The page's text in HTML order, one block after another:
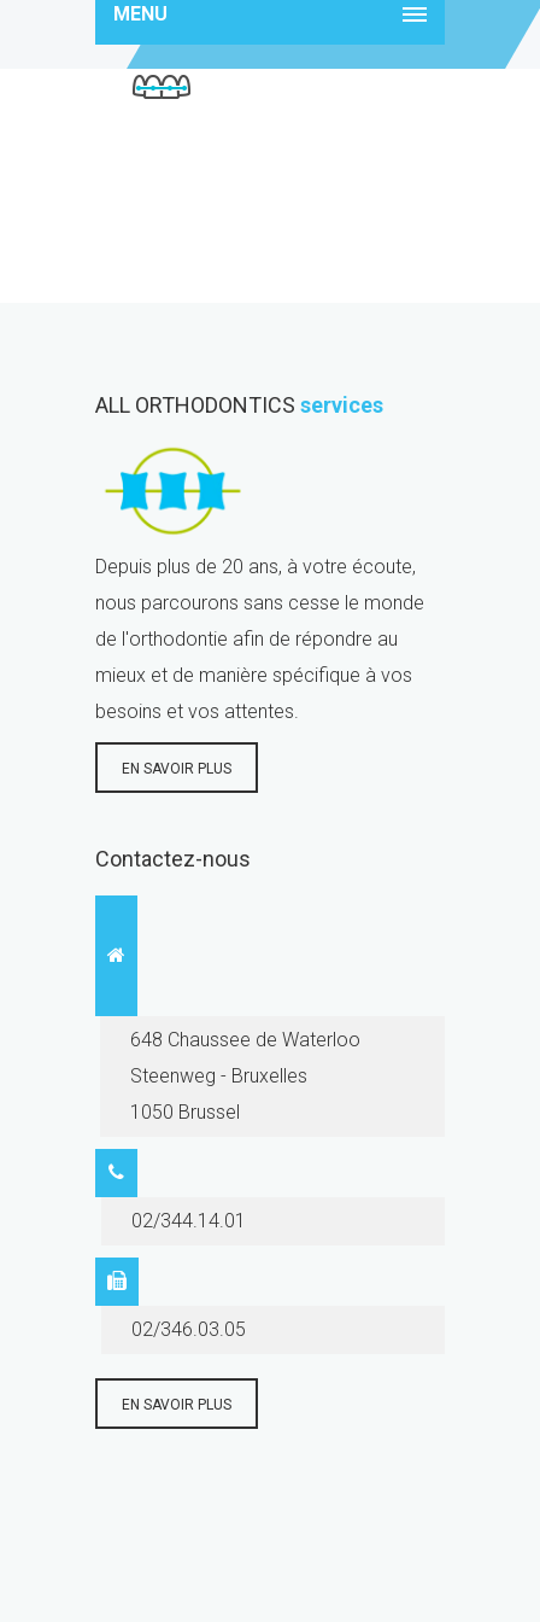
MENU
d2.png
ALL ORTHODONTICS services
Depuis plus de 20 ans, à votre écoute,
nous parcourons sans cesse le monde
de l'orthodontie afin de répondre au
mieux et de manière spécifique à vos
besoins et vos attentes.
EN SAVOIR PLUS
Contactez-nous
648 Chaussee de Waterloo
Steenweg - Bruxelles
1050 Brussel
02/344.14.01
02/346.03.05
EN SAVOIR PLUS